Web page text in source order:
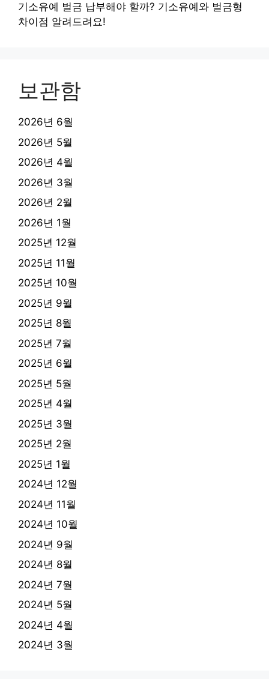
기소유예 벌금 납부해야 할까? 기소유예와 벌금형
차이점 알려드려요!
보관함
2026년 6월
2026년 5월
2026년 4월
2026년 3월
2026년 2월
2026년 1월
2025년 12월
2025년 11월
2025년 10월
2025년 9월
2025년 8월
2025년 7월
2025년 6월
2025년 5월
2025년 4월
2025년 3월
2025년 2월
2025년 1월
2024년 12월
2024년 11월
2024년 10월
2024년 9월
2024년 8월
2024년 7월
2024년 5월
2024년 4월
2024년 3월